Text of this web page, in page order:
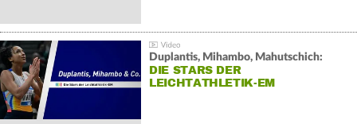
Duplantis, Mihambo, Mahutschich:
DIE STARS DER
LEICHTATHLETIK-EM